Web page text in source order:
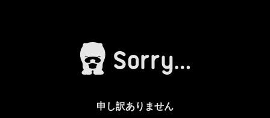
申し訳ありません